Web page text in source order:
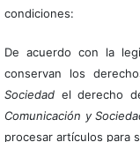
condiciones:
De acuerdo con la
conservan los
Sociedadel derecho
Comunicación y
procesar artículos para